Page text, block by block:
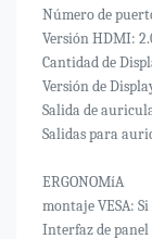
Número de
Versión HDMI:
Cantidad de
Versión de
Salida de
Salidas para
ERGONOMíA
montaje VESA: Si
Interfaz de panel